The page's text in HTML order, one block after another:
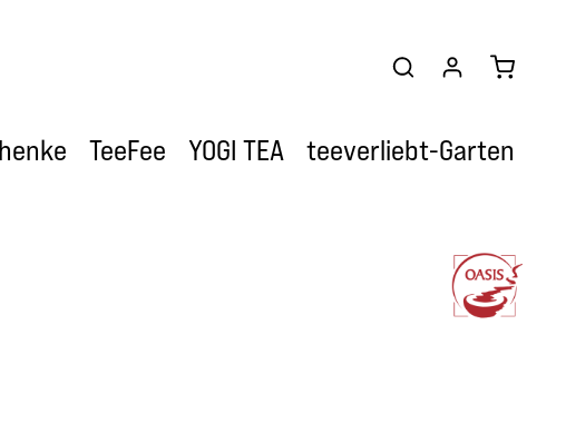
TeeFee YOGI TEA teeverliebt-Garten